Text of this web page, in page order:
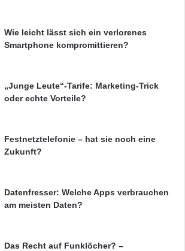
Wie leicht lässt sich ein verlorenes
Smartphone kompromittieren?
„Junge Leute“-Tarife: Marketing-Trick
oder echte Vorteile?
Festnetztelefonie – hat sie noch eine
Zukunft?
Datenfresser: Welche Apps verbrauchen
am meisten Daten?
Das Recht auf Funklöcher? –